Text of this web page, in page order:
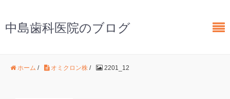
中島歯科医院のブログ
ホーム / オミクロン株 / 2201_12